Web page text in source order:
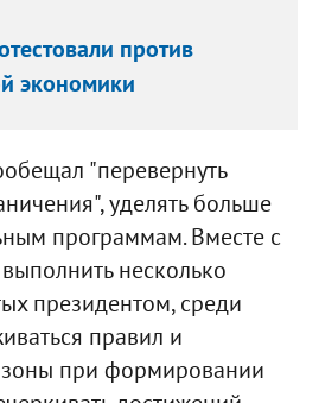
против
экономики
"перевернуть
уделять больше
программам. Вместе с
несколько
президентом, среди
правил и
при формировании